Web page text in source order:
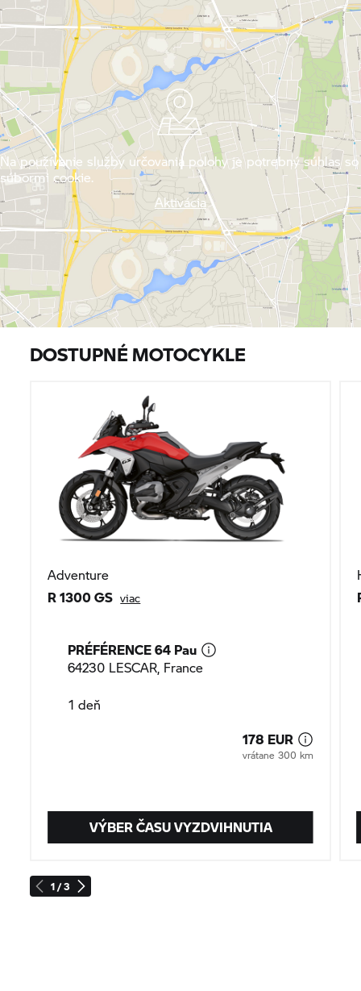
Na používanie služby určovania polohy je potrebný súhlas so
súbormi cookie.
Aktivácia
DOSTUPNÉ MOTOCYKLE
1 / 3
VÝBER ČASU VYZDVIHNUTIA
Adventure
R 1300 GS viac
PRÉFÉRENCE 64 Pau
64230 LESCAR, France
1 deň
178 EUR
vrátane 300 km